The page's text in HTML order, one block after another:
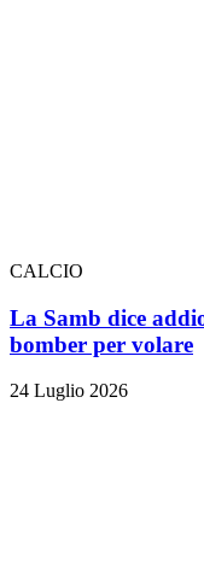
CALCIO
La Samb dice
bomber per volare
24 Luglio 2026